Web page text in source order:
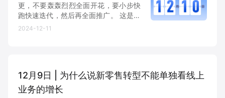
合作共进
有赞云 数据通服务
更，不要轰轰烈烈全面开花，要小步快
跑快速迭代，然后再全面推广。 这是因
为流程影响的导购人数越多，策略的容
2024-12-11
12月9日 | 为什么说新零售转型不能单独看线上
业务的增长